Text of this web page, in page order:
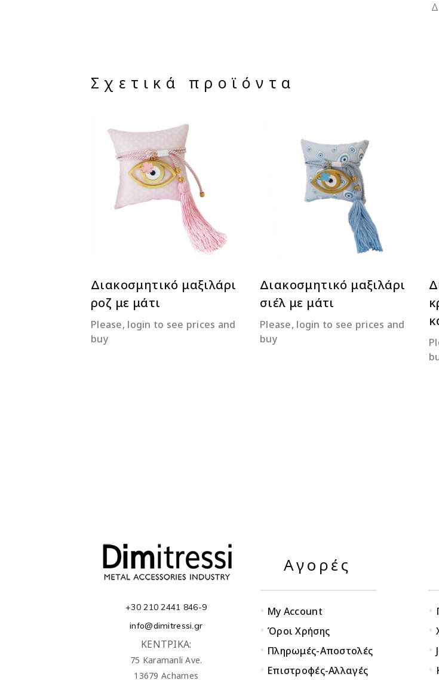
Σχετικά προϊόντα
ΔΙΑΒΆΣΤΕ ΠΕΡΙΣΣΌΤΕΡΑ
Διακοσμητικό μαξιλάρι
ροζ με μάτι
Please, login to see prices and
buy
ΔΙΑΒΆΣΤΕ ΠΕΡΙΣΣΌΤΕΡΑ
Διακοσμητικό μαξιλάρι
σιέλ με μάτι
Please, login to see prices and
buy
+30 210 2441 846-9
info@dimitressi.gr
ΚΕΝΤΡΙΚΑ:
75 Karamanli Ave.
13679 Acharnes
Αγορές
• My Account
• Όροι Χρήσης
• Πληρωμές-Αποστολές
• Επιστροφές-Αλλαγές
•
•
•
•